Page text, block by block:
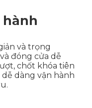
hành
và trọng
đóng cửa dễ
chốt khóa tiên
dàng vận hành